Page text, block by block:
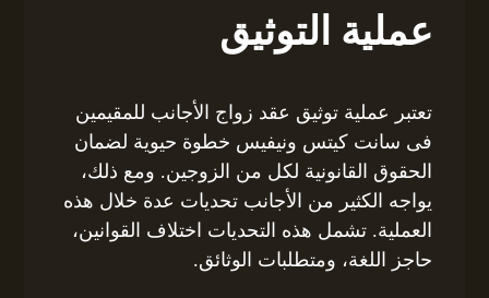
عملية التوثيق
تعتبر عملية توثيق عقد زواج الأجانب للمقيمين
فى سانت كيتس ونيفيس خطوة حيوية لضمان
الحقوق القانونية لكل من الزوجين. ومع ذلك،
يواجه الكثير من الأجانب تحديات عدة خلال هذه
العملية. تشمل هذه التحديات اختلاف القوانين،
حاجز اللغة، ومتطلبات الوثائق.